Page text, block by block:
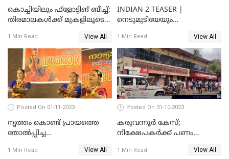
കൊച്ചിയിലും ഫ്‌ളോട്ടിങ് ബീച്ച്;
തിരമാലകള്‍ക്ക് മുകളിലൂടെ
1 Min Read View All
INDIAN 2 TEASER |
നെടുമുടിയേയും
കാണാം; ഇന്ത്യൻ 2 ടീസർ
പുറത്ത്
1 Min Read View All
Posted On 01-11-2023
നൃത്തം കൊണ്ട് പ്രായത്തെ
തോല്‍പ്പിച്ച
അറുപത്തി ആറ്‌ അമ്മമാരുടെ
1 Min Read View All
Posted On 31-10-2023
കരുവന്നൂർ കേസ്;
നിക്ഷേപകർക്ക് പണം
നിബന്ധനകൾ അറിയാം
1 Min Read View All